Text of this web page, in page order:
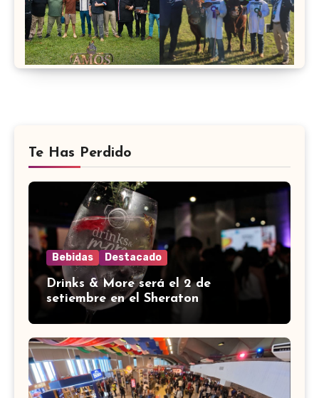
Te Has Perdido
Bebidas Destacado
Drinks & More será el 2 de
setiembre en el Sheraton